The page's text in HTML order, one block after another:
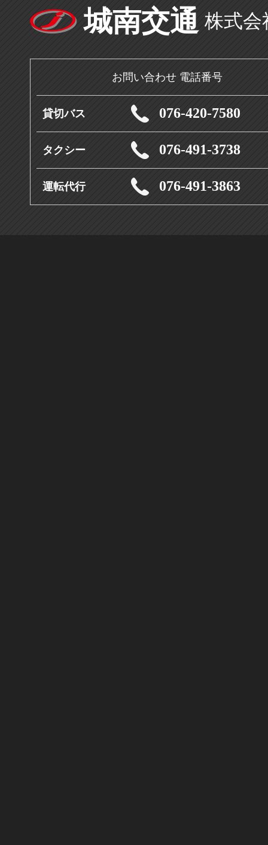
城南交通 株式会
お問い合わせ 電話番号
貸切バス 076-420-7580
タクシー 076-491-3738
運転代行 076-491-3863